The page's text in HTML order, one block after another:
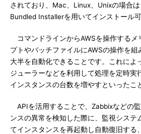
されており、Mac、Linux、Unixの場合
Bundled Installerを用いてインストール可
コマンドラインからAWSを操作するメ
プトやバッチファイルにAWSの操作を
大半を自動化できることです。これによ
ジューラーなどを利用して処理を定時実
インスタンスの台数を増やすといったこ
APIを活用することで、Zabbixなどの
ンスの異常を検知した際に、監視システ
てインスタンスを再起動し自動復旧する